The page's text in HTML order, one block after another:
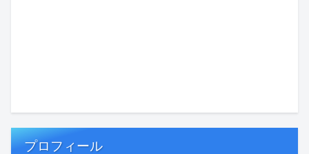
プロフィール